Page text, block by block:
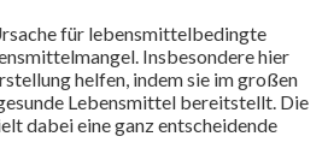
für lebensmittelbedingte
Insbesondere hier
helfen, indem sie im großen
Lebensmittel bereitstellt. Die
dabei eine ganz entscheidende